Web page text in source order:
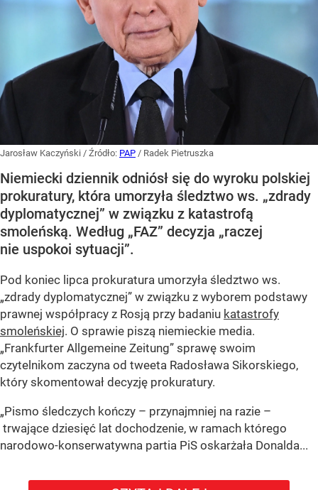
Jarosław Kaczyński / Źródło: PAP / Radek Pietruszka
Niemiecki dziennik odniósł się do wyroku polskiej
prokuratury, która umorzyła śledztwo ws. „zdrady
dyplomatycznej” w związku z katastrofą
smoleńską. Według „FAZ” decyzja „raczej
nie uspokoi sytuacji”.
Pod koniec lipca prokuratura umorzyła śledztwo ws.
„zdrady dyplomatycznej” w związku z wyborem podstawy
prawnej współpracy z Rosją przy badaniu katastrofy
smoleńskiej. O sprawie piszą niemieckie media.
„Frankfurter Allgemeine Zeitung” sprawę swoim
czytelnikom zaczyna od tweeta Radosława Sikorskiego,
który skomentował decyzję prokuratury.
„Pismo śledczych kończy – przynajmniej na razie –
trwające dziesięć lat dochodzenie, w ramach którego
narodowo-konserwatywna partia PiS oskarżała Donalda...